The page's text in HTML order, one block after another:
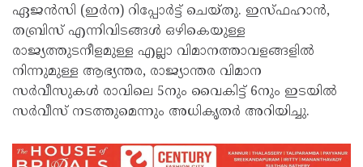
ഏജൻസി (ഇർന) റിപ്പോർട്ട് ചെയ്തു. ഇസ്ഫഹാൻ,
തബ്രിസ് എന്നിവിടങ്ങൾ ഒഴികെയുള്ള
രാജ്യത്തുടനീളമുള്ള എല്ലാ വിമാനത്താവളങ്ങളിൽ
നിന്നുമുള്ള ആഭ്യന്തര, രാജ്യാന്തര വിമാന
സർവീസുകൾ രാവിലെ 5നും വൈകിട്ട് 6നും ഇടയിൽ
സർവീസ് നടത്തുമെന്നും അധികൃതർ അറിയിച്ചു.